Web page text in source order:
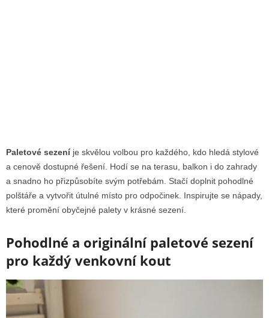
Paletové sezeníje skvělou volbou pro každého, kdo hledá stylové
a cenově dostupné řešení. Hodí se na terasu, balkon i do zahrady
a snadno ho přizpůsobíte svým potřebám. Stačí doplnit pohodlné
polštáře a vytvořit útulné místo pro odpočinek. Inspirujte se nápady,
které promění obyčejné palety v krásné sezení.
Pohodlné a originální paletové sezení
pro každý venkovní kout